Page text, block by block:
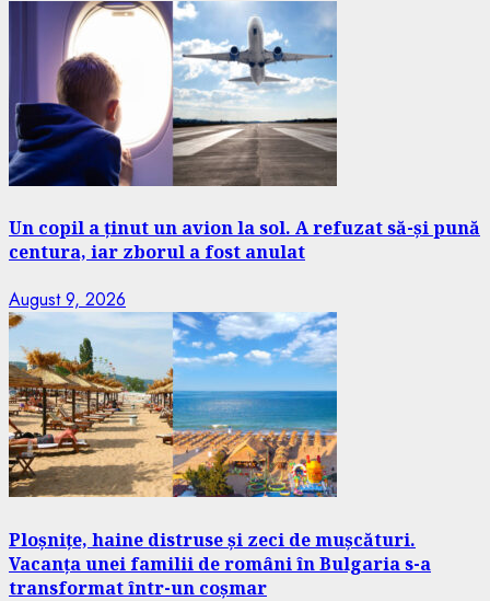
Un copil a ținut un avion la sol. A refuzat să-și pună
centura, iar zborul a fost anulat
August 9, 2026
Ploșnițe, haine distruse și zeci de mușcături.
Vacanța unei familii de români în Bulgaria s-a
transformat într-un coșmar